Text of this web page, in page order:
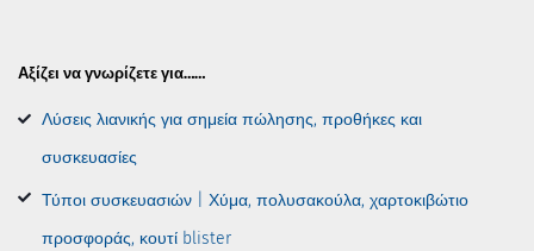
Αξίζει να γνωρίζετε για……
Λύσεις λιανικής για σημεία πώλησης, προθήκες και
συσκευασίες
Τύποι συσκευασιών | Χύμα, πολυσακούλα, χαρτοκιβώτιο
προσφοράς, κουτί blister